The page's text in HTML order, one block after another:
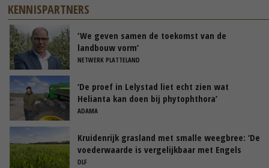
KENNISPARTNERS
‘We geven samen de toekomst van de
landbouw vorm’
NETWERK PLATTELAND
‘De proef in Lelystad liet echt zien wat
Helianta kan doen bij phytophthora’
ADAMA
Kruidenrijk grasland met smalle weegbree: ‘De
voederwaarde is vergelijkbaar met Engels
raaigras’
DLF